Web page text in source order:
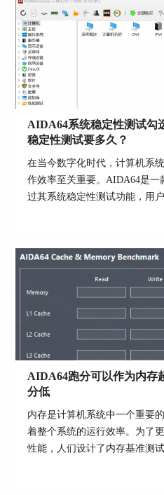
线和CPU Throttling曲线
程中CPU Core温度曲线高
Throttling（CPU 降频）曲
通过。
高值和CPU降频次数，如
摄氏度或者CPU降频次数
AIDA64系统稳定性测试勾
稳定性测试要多久？
在当今数字化时代，计算机系
作效率至关重要。AIDA64是一
过其系统稳定性测试功能，用
和稳定性。而在进行AIDA64
定性测试勾选哪几个，
AIDA64跑分可以作为内存
分低
内存是计算机系统中一个重要
着整个系统的运行效率。为了
性能，人们设计了内存基准测
过设计不同的测试场景和工作